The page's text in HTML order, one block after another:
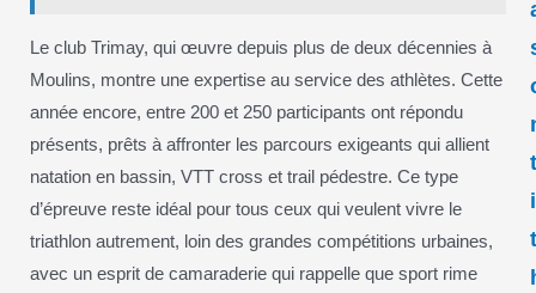
Le club Trimay, qui œuvre depuis plus de deux décennies à
Moulins, montre une expertise au service des athlètes. Cette
année encore, entre 200 et 250 participants ont répondu
présents, prêts à affronter les parcours exigeants qui allient
natation en bassin, VTT cross et trail pédestre. Ce type
d’épreuve reste idéal pour tous ceux qui veulent vivre le
triathlon autrement, loin des grandes compétitions urbaines,
avec un esprit de camaraderie qui rappelle que sport rime